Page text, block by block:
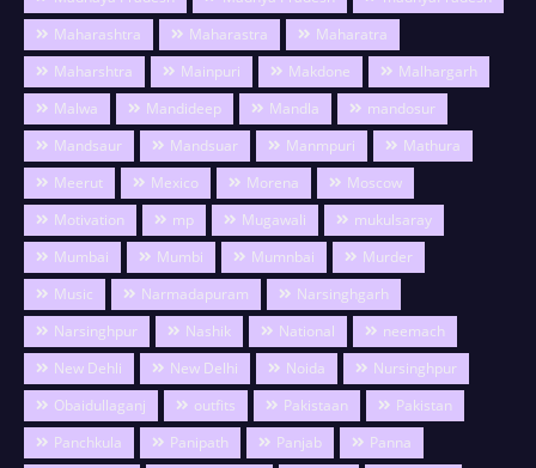
Maharashtra
Maharastra
Maharatra
Maharshtra
Mainpuri Makdone
Malhargarh
Malwa
Mandideep Mandla
mandosur
Mandsaur
Mandsuar Manmpuri
Mathura
Meerut
Mexico Morena
Moscow
Motivation
mp Mugawali
mukulsaray
Mumbai
Mumbi Mumnbai
Murder
Music
Narmadapuram
Narsinghgarh
Narsinghpur
Nashik National
neemach
New Dehli
New Delhi Noida
Nursinghpur
Obaidullaganj
outfits Pakistaan
Pakistan
Panchkula
Panipath Panjab
Panna